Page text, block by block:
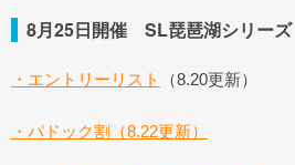
8月25日開催 SL琵琶湖シリー
・エントリーリスト （8.20更新）
・パドック割（8.22更新）